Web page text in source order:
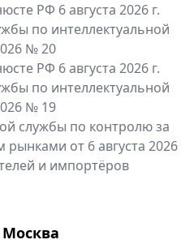
РФ 6 августа 2026 г.
по интеллектуальной
№ 20
РФ 6 августа 2026 г.
по интеллектуальной
№ 19
службы по контролю за
от 6 августа 2026
и импортёров